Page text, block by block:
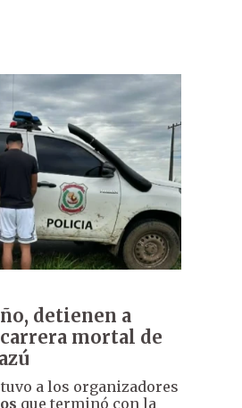
detienen a
mortal de
a los organizadores
que terminó con la